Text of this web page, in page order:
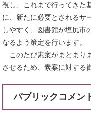
視し、これまで行ってきた
に、新たに必要とされるサ
しやすく、図書館が塩尻市
なるよう策定を行います。
このたび素案がまとまり
させるため、素案に対する
パブリックコメン